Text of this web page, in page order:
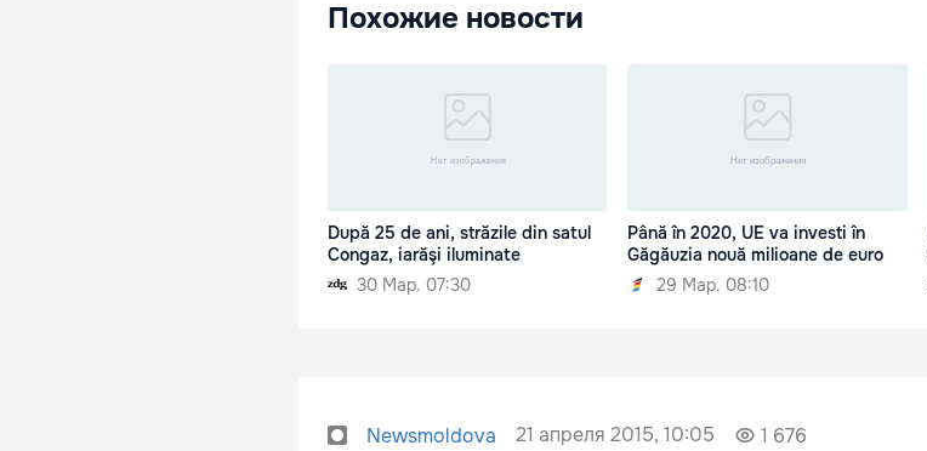
Похожие новости
După 25 de ani, străzile din satul
Congaz, iarăşi iluminate
30 Мар. 07:30
Până în 2020, UE va investi în
Găgăuzia nouă milioane de euro
29 Мар. 08:10
Newsmoldova 21 апреля 2015, 10:05 1 676